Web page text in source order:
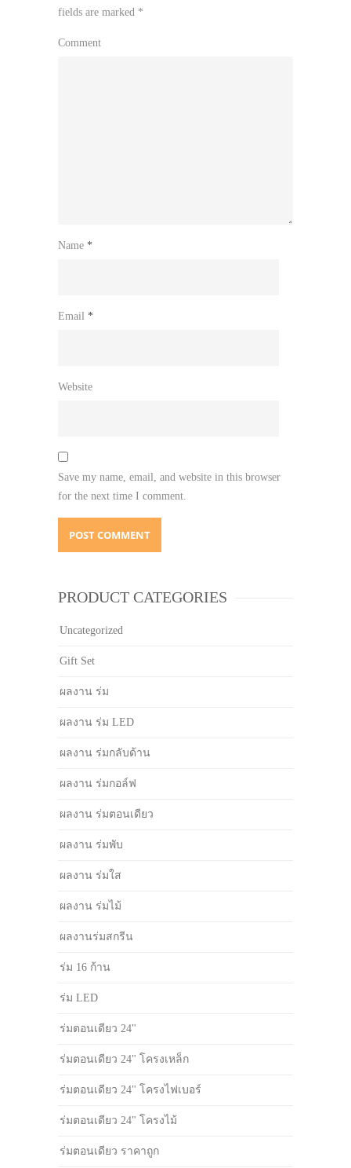
fields are marked *
Comment
Name *
Email *
Website
Save my name, email, and website in this browser
for the next time I comment.
PRODUCT CATEGORIES
Uncategorized
Gift Set
ผลงาน ร่ม
ผลงาน ร่ม LED
ผลงาน ร่มกลับด้าน
ผลงาน ร่มกอล์ฟ
ผลงาน ร่มตอนเดียว
ผลงาน ร่มพับ
ผลงาน ร่มใส
ผลงาน ร่มไม้
ผลงานร่มสกรีน
ร่ม 16 ก้าน
ร่ม LED
ร่มตอนเดียว 24"
ร่มตอนเดียว 24" โครงเหล็ก
ร่มตอนเดียว 24" โครงไฟเบอร์
ร่มตอนเดียว 24" โครงไม้
ร่มตอนเดียว ราคาถูก